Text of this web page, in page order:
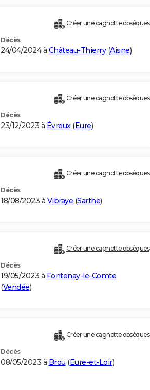
Créer une cagnotte obsèques
Décès
24/04/2024 à Château-Thierry(Aisne)
Créer une cagnotte obsèques
Décès
23/12/2023 à Évreux(Eure)
Créer une cagnotte obsèques
Décès
18/08/2023 à Vibraye (Sarthe)
Créer une cagnotte obsèques
Décès
19/05/2023 à Fontenay-le-Comte
(Vendée)
Créer une cagnotte obsèques
Décès
08/05/2023 à Brou (Eure-et-Loir)